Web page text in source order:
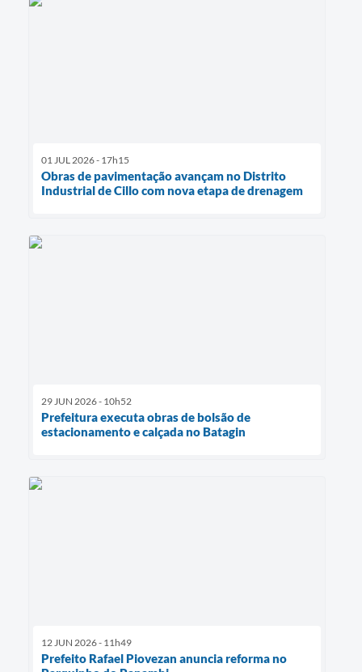
01 JUL 2026 - 17h15
Obras de pavimentação avançam no Distrito
Industrial de Cillo com nova etapa de drenagem
29 JUN 2026 - 10h52
Prefeitura executa obras de bolsão de
estacionamento e calçada no Batagin
12 JUN 2026 - 11h49
Prefeito Rafael Piovezan anuncia reforma no